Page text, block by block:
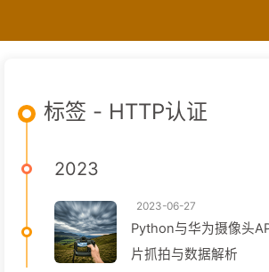
标签 - HTTP认证
2023
2023-06-27
Python与华为摄像头
片抓拍与数据解析